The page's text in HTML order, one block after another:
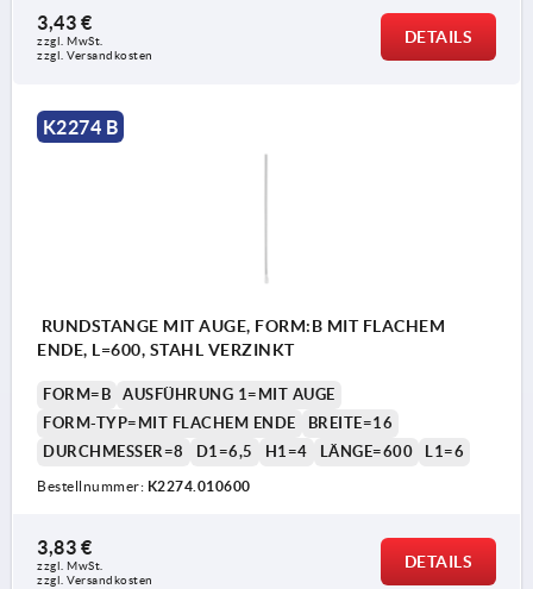
3,43 €
zzgl. MwSt.
zzgl. Versandkosten
DETAILS
K2274 B
RUNDSTANGE MIT AUGE, FORM:B MIT FLACHEM
ENDE, L=600, STAHL VERZINKT
FORM=B
AUSFÜHRUNG 1=MIT AUGE
FORM-TYP=MIT FLACHEM ENDE
BREITE=16
DURCHMESSER=8
D1=6,5 H1=4 LÄNGE=600 L1=6
Bestellnummer: K2274.010600
3,83 €
zzgl. MwSt.
zzgl. Versandkosten
DETAILS